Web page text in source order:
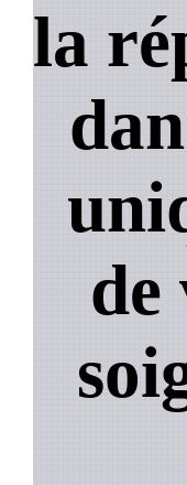
la
de